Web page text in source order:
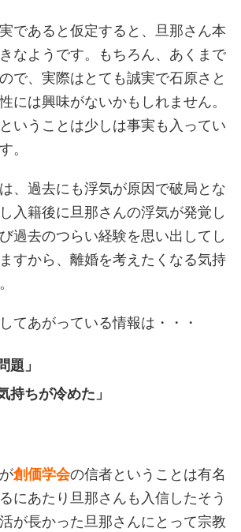
であると仮定すると、旦那さん本
なようです。もちろん、あくまで
で、実際はとても誠実で石原さと
には興味がないかもしれません。
いうことは少しは事実も入ってい
。
、過去にも浮気が原因で破局とな
入籍後に旦那さんの浮気が発覚し
過去のつらい経験を思い出してし
すから、離婚を考えたくなる気持
てあがっている情報は・・・
題」
持ちが冷めた」
創価学会の信者ということは有名
にあたり旦那さんも入信したそう
が長かった旦那さんにとって宗教